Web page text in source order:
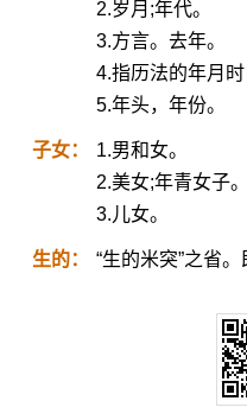
2.岁月;年代。
3.方言。去年。
4.指历法的年月时
5.年头，年份。
子女：
1.男和女。
2.美女;年青女子。
3.儿女。
生的： “生的米突”之省。